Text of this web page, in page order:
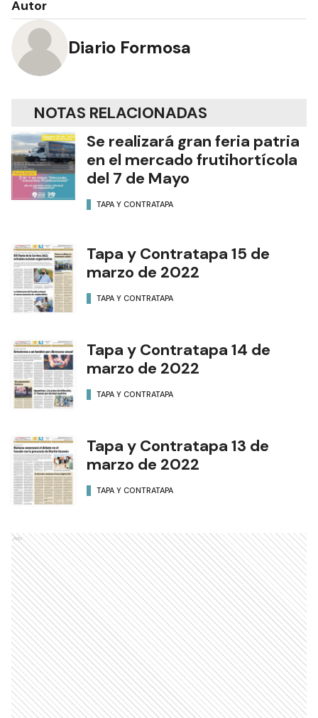
Autor
Diario Formosa
NOTAS RELACIONADAS
Se realizará gran feria patria
en el mercado frutihortícola
del 7 de Mayo
TAPA Y CONTRATAPA
Tapa y Contratapa 15 de
marzo de 2022
TAPA Y CONTRATAPA
Tapa y Contratapa 14 de
marzo de 2022
TAPA Y CONTRATAPA
Tapa y Contratapa 13 de
marzo de 2022
TAPA Y CONTRATAPA
Ads